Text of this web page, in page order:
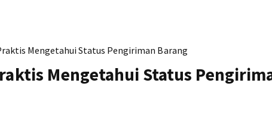
Mengetahui Status Pengiriman Barang
Mengetahui Status